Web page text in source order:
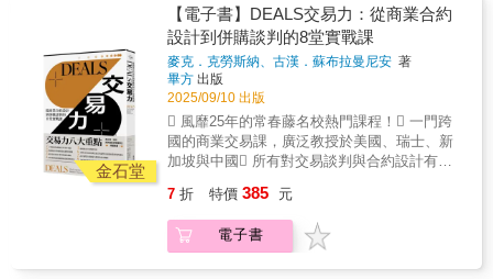
金上漲．向雇主要求調高薪資．向賣方要求降
價．向供應商要求提前交貨◆談判的成敗取決
於以下三項標準：．自身需要是否因談判而獲
得滿足？．談判過程是否富於效率？．談判之
後是否贏得對手信任？為了獲致談判之成功，
你必須具備以下三個條件：◎堅強的談判實力
（Power）書中解說如何正確地評估自身及對手
之實力，並透視提升自身實力之途徑。◎適切
制、服從、迴避、妥協等五種策略，幫助你在
不同情境下選用適當的策略，實現談判目標。
◎靈活的談判技巧（Tactics）書中解說聆聽、
發問、議價、說服、讓步等談判技巧，讓你確
擾，實現真正的雙贏。本書特色：實戰導向：
內含83個取自商場及職場的真實案例，並附有
專家解析。自我檢測：提供30個言述的談判能
力檢測表與20組情境的談判風格量表，讓您快
速定位自己的強弱項。東西合璧：取材自現代
英美學者與中國古代典籍（如《孫子兵
法》），融合多元智慧。結構嚴謹：從基礎認
知、準備、氛圍營造到實戰議價與跨國談判，
涵蓋談判全流程。心理戰術揭祕：深入剖析23
種議價過程中的攻防手法（囚籠、壓力、陷
人的一種生活方式！我們從小到大，幾乎每天
都不自覺地，在從事許多大大小小的談判。．
向父母索取零用錢．向老師要求縮小考試範
方面的介紹不僅發人深省，還非常實用。貝澤
曼是證據導向談判的奠基者，本書則在科學與
實踐之間搭建重要的橋梁。不僅能改善談判結
果，還能豐富人際關係。——亞當．格蘭特
（Adam Grant），《紐約時報》暢銷書《隱性
潛能》（Hidden Potential）作者這本傑出的書
籍將幫助你駕馭現代談判的複雜性，教你如何
根據情境調整策略。貝澤曼是談判領域的開拓
永恆原則，也針對當今獨特的挑戰提出見解，
使本書成為不可或缺的資源。——凱蒂．米爾
克曼（Katy Milkman），《零阻力改變》
（How to Change）作者貝澤曼精闢的指出，面
軟收購領英（LinkedIn）、史嘉蕾‧喬韓森針對
《黑寡婦》的播映與迪士尼發生合約糾紛、路
威酩軒集團（LVMH）因疫情決定放棄收購蒂芙
尼（Tiffany & Co.）所引起的訴訟、喬治‧諾克
羅斯和路易斯‧卡茨針對《費城詢問報》的所有
權而引發的爭執、國家廣播公司／維亞康姆針
對《歡樂一家親》最後三季跟派拉蒙影業公司
協商，以及其他許多案例。事實上，商業交易
的形式非常多樣，但每一筆交易都有相同的目
標，或至少應該要有這樣的目標──使聯合價值
斯納與古漢‧蘇布拉曼尼安援引了數十年的商業
交易教學和顧問經驗，告訴讀者這個目標應該
如何達成，並透過清楚簡潔的文字，確立協商
金石堂
【電子書】DEALS交易力：從商業合約
設計到併購談判的8堂實戰課
麥克．克勞斯納、古漢．蘇布拉曼尼安 著
畢方 出版
2025/09/10 出版
 風靡25年的常春藤名校熱門課程！ 一門跨
國的商業交易課，廣泛教授於美國、瑞士、新
加坡與中國 所有對交易談判與合約設計有需
的學生和專業人士的必讀經典。走進哈佛與史
丹佛的大師講堂，揭開商業世界交易背後的思
維與結構！《DEALS交易力：從商業合約設計
7 折 特價 385 元
電子書